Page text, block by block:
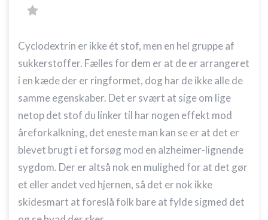
Cyclodextrin er ikke ét stof, men en hel gruppe af
sukkerstoffer. Fælles for dem er at de er arrangeret
i en kæde der er ringformet, dog har de ikke alle de
samme egenskaber. Det er svært at sige om lige
netop det stof du linker til har nogen effekt mod
åreforkalkning, det eneste man kan se er at det er
blevet brugt i et forsøg mod en alzheimer-lignende
sygdom. Der er altså nok en mulighed for at det gør
et eller andet ved hjernen, så det er nok ikke
skidesmart at foreslå folk bare at fylde sigmed det